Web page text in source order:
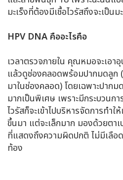
มะเร็งที่ต้องมีเชื้อไวรัสถึงจะเป็นม
HPV DNA คืออะไรคือ
เวลาตรวจภายใน คุณหมอจะเอา
แล้วดูช่องคลอดพร้อมปากมดลูก
มาในช่องคลอด) โดยเฉพาะปาก
มากเป็นพิเศษ เพราะมีกระบวนก
ไวรัสก็จะเข้าไปบริหารจัดการทำ
ขึ้นมา แต่จะเล็กมาก มองด้วยตาเ
ที่แสดงถึงความผิดปกติ ไม่มีเลือ
ท้อง